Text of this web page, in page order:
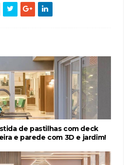
de pastilhas com deck
e parede com 3D e jardim!